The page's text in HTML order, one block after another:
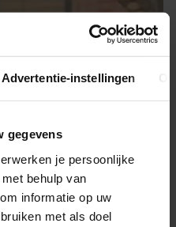
Advertentie-instellingen
gegevens
je persoonlijke
behulp van
informatie op uw
met als doel